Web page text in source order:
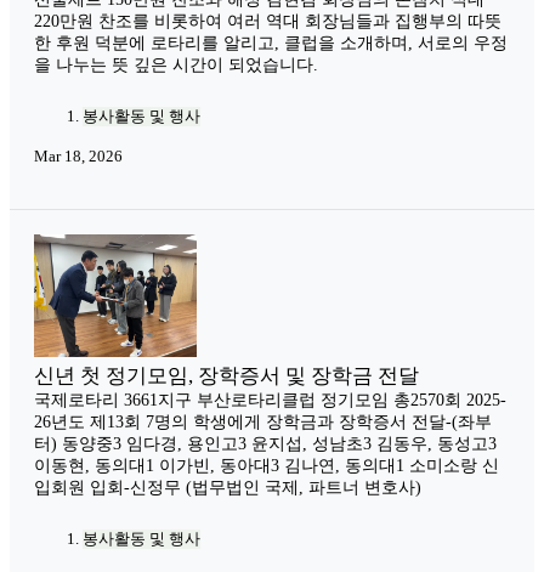
220만원 찬조를 비롯하여 여러 역대 회장님들과 집행부의 따뜻
한 후원 덕분에 로타리를 알리고, 클럽을 소개하며, 서로의 우정
을 나누는 뜻 깊은 시간이 되었습니다.
봉사활동 및 행사
Mar 18, 2026
신년 첫 정기모임, 장학증서 및 장학금 전달
국제로타리 3661지구 부산로타리클럽 정기모임 총2570회 2025-
26년도 제13회 7명의 학생에게 장학금과 장학증서 전달-(좌부
터) 동양중3 임다경, 용인고3 윤지섭, 성남초3 김동우, 동성고3
이동현, 동의대1 이가빈, 동아대3 김나연, 동의대1 소미소랑 신
입회원 입회-신정무 (법무법인 국제, 파트너 변호사)
봉사활동 및 행사